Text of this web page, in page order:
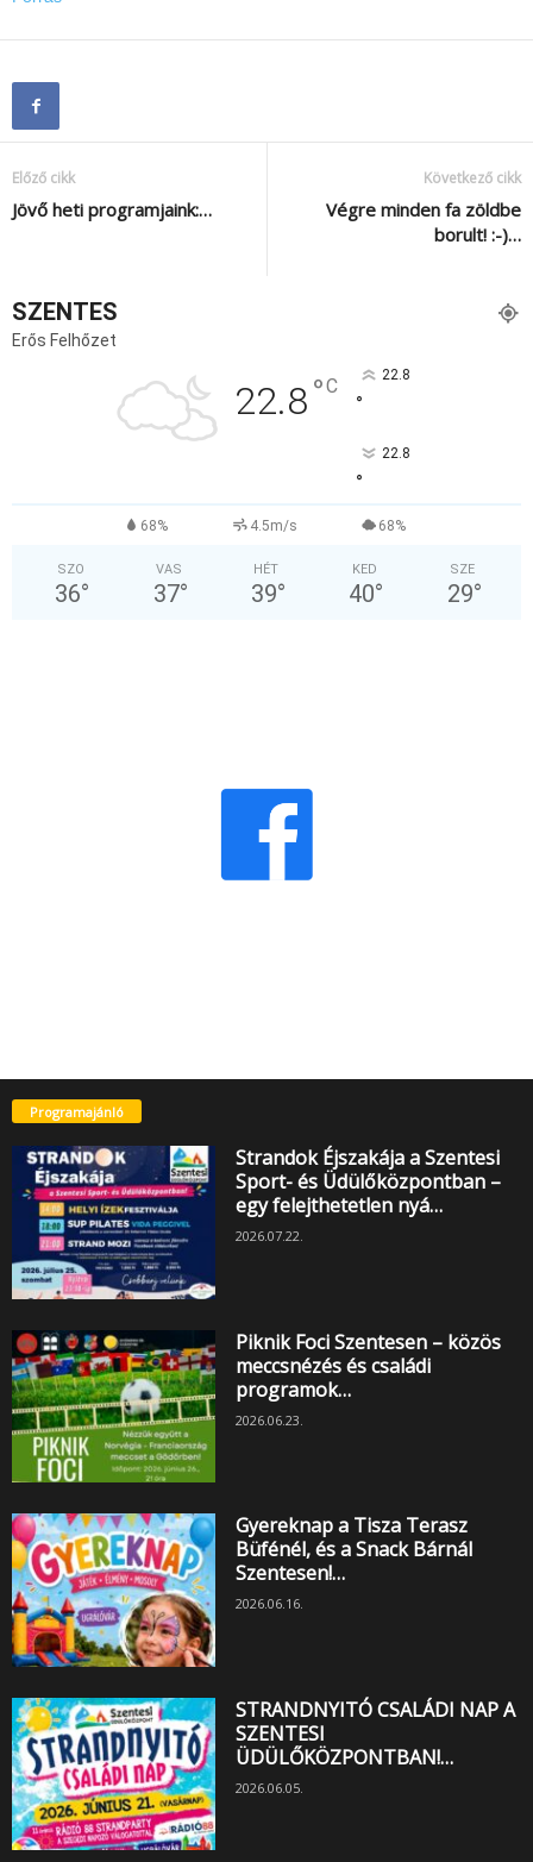
Előző cikk
Jövő heti programjaink:…
Következő cikk
Végre minden fa zöldbe
borult! :-)…
SZENTES
Erős Felhőzet
22.8°C 22.8
°
22.8
°
68% 4.5m/s 68%
SZO
36°
VAS
37°
HÉT
39°
KED
40°
SZE
29°
Programajánló
Strandok Éjszakája a Szentesi
Sport- és Üdülőközpontban –
egy felejthetetlen nyá…
2026.07.22.
Piknik Foci Szentesen – közös
meccsnézés és családi
programok…
2026.06.23.
Gyereknap a Tisza Terasz
Büfénél, és a Snack Bárnál
Szentesen!…
2026.06.16.
STRANDNYITÓ CSALÁDI NAP A
SZENTESI
ÜDÜLŐKÖZPONTBAN!…
2026.06.05.